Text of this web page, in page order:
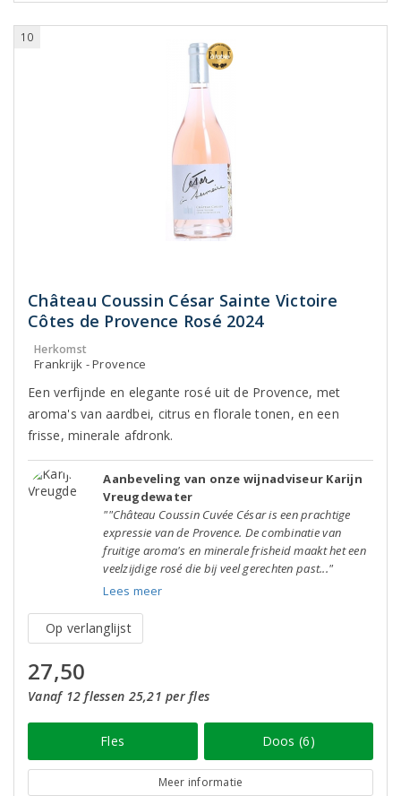
10
Château Coussin César Sainte Victoire
Côtes de Provence Rosé 2024
Herkomst
Frankrijk - Provence
Een verfijnde en elegante rosé uit de Provence, met
aroma's van aardbei, citrus en florale tonen, en een
frisse, minerale afdronk.
Aanbeveling van onze wijnadviseur Karijn
Vreugdewater
""Château Coussin Cuvée César is een prachtige
expressie van de Provence. De combinatie van
fruitige aroma's en minerale frisheid maakt het een
veelzijdige rosé die bij veel gerechten past..."
Lees meer
Op verlanglijst
27,50
Vanaf 12 flessen 25,21 per fles
Fles Doos (6)
Meer informatie